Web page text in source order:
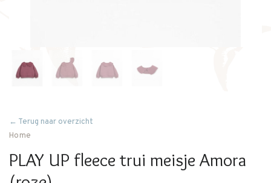
← Terug naar overzicht
Home
PLAY UP fleece trui meisje Amora